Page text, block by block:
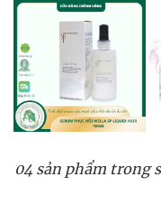
04 sản phẩm trong